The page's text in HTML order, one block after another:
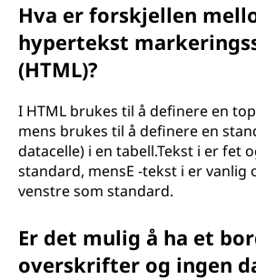
Hva er forskjellen
hypertekst
(HTML)?
I HTML brukes til å definere en
mens brukes til å definere en
datacelle) i en tabell.Tekst i er fet
standard, mensE -tekst i er vanlig
venstre som standard.
Er det mulig å ha et
overskrifter og ingen